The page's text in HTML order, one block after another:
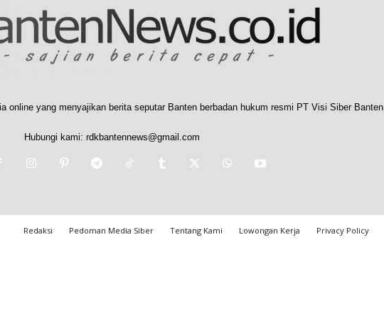
online yang menyajikan berita seputar Banten berbadan hukum resmi PT Visi Siber Banten
Hubungi kami: rdkbantennews@gmail.com
Redaksi Pedoman Media Siber Tentang Kami Lowongan Kerja Privacy Policy